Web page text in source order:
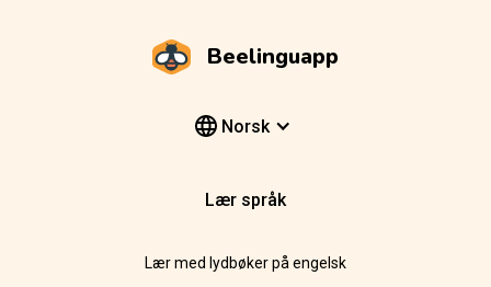
Beelinguapp
Norsk
Lær språk
Lær med lydbøker på engelsk